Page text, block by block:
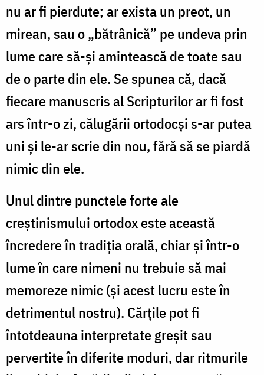
nu ar fi pierdute; ar exista un preot, un
mirean, sau o „bătrânică” pe undeva prin
lume care să-și amintească de toate sau
de o parte din ele. Se spunea că, dacă
fiecare manuscris al Scripturilor ar fi fost
ars într-o zi, călugării ortodocși s-ar putea
uni și le-ar scrie din nou, fără să se piardă
nimic din ele.
Unul dintre punctele forte ale
creștinismului ortodox este această
încredere în tradiția orală, chiar și într-o
lume în care nimeni nu trebuie să mai
memoreze nimic (și acest lucru este în
detrimentul nostru). Cărțile pot fi
întotdeauna interpretate greșit sau
pervertite în diferite moduri, dar ritmurile